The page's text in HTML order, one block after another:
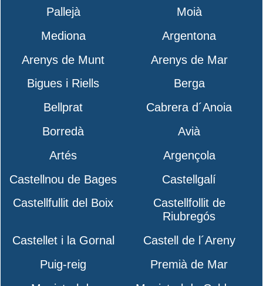
Pallejà
Moià
Mediona
Argentona
Arenys de Munt
Arenys de Mar
Bigues i Riells
Berga
Bellprat
Cabrera d´Anoia
Borredà
Avià
Artés
Argençola
Castellnou de Bages
Castellgalí
Castellfullit del Boix
Castellfollit de
Riubregós
Castellet i la Gornal
Castell de l´Areny
Puig-reig
Premià de Mar